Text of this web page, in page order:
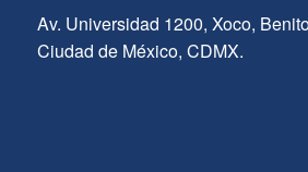
Av. Universidad 1200, Xoco,
Ciudad de México, CDMX.